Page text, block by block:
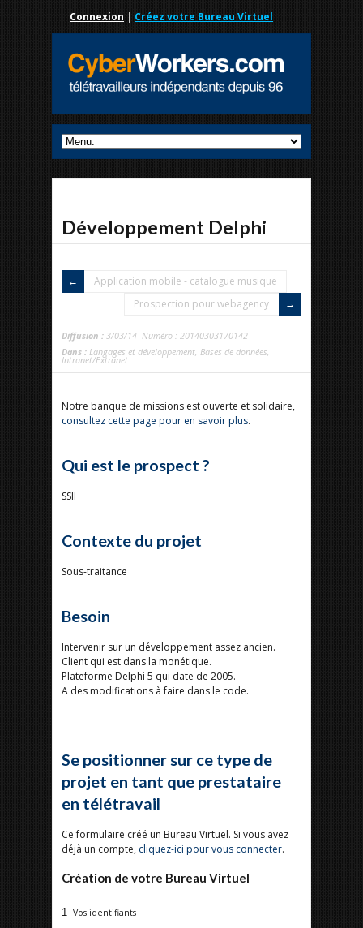
Connexion | Créez votre Bureau Virtuel
Développement Delphi
Application mobile - catalogue musique
Prospection pour webagency
Diffusion : 3/03/14- Numéro : 20140303170142
Dans : Langages et développement, Bases de données,
Intranet/Extranet
Notre banque de missions est ouverte et solidaire,
consultez cette page pour en savoir plus.
Qui est le prospect ?
SSII
Contexte du projet
Sous-traitance
Besoin
Intervenir sur un développement assez ancien.
Client qui est dans la monétique.
Plateforme Delphi 5 qui date de 2005.
A des modifications à faire dans le code.
Se positionner sur ce type de
projet en tant que prestataire
en télétravail
Ce formulaire créé un Bureau Virtuel. Si vous avez
déjà un compte, cliquez-ici pour vous connecter.
Création de votre Bureau Virtuel
1 Vos identifiants